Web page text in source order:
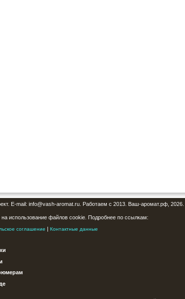
E-mail: info@vash-aromat.ru. Работаем с 2013. Ваш-аромат.рф, 2026.
использование файлов cookie. Подробнее по ссылкам:
соглашение | Контактные данные